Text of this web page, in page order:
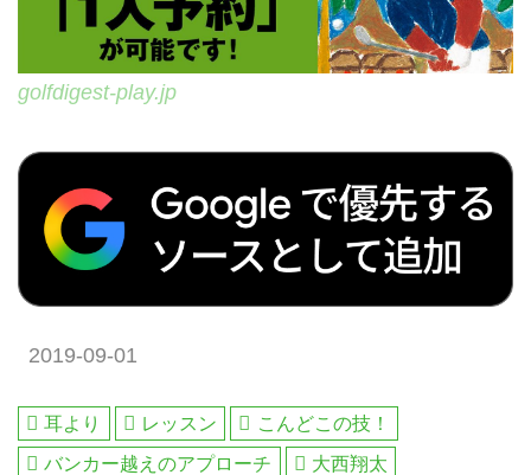
golfdigest-play.jp
2019-09-01
耳より レッスン
こんどこの技！
バンカー越えのアプローチ
大西翔太